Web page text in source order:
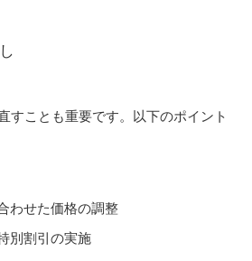
すことも重要です。以下のポイント
わせた価格の調整
別割引の実施